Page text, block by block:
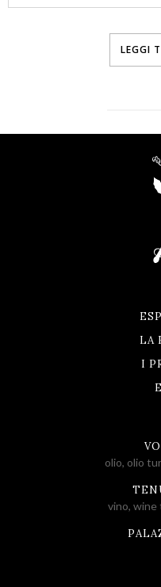
LEGGI
LA
I
olio, olio
vino, wine